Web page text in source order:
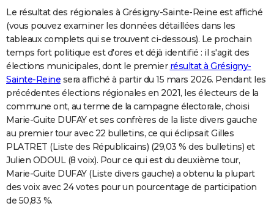
S'inscrire
Se connecter
Lycées
Collèges
Primaires
Universités
Entreprises
Service militaire
Avis de recherche
AVIS DE DÉCÈS
FORUM
Bricolage
Lifestyle
Culture
Sport
Auto
Television
Voyage
Cinema
Le résultat des régionales à Grésigny-Sainte-Reine est affiché
(vous pouvez examiner les données détaillées dans les
tableaux complets qui se trouvent ci-dessous). Le prochain
temps fort politique est d'ores et déjà identifié : il s'agit des
élections municipales, dont le premier résultat à Grésigny-
Sainte-Reine sera affiché à partir du 15 mars 2026. Pendant les
précédentes élections régionales en 2021, les électeurs de la
commune ont, au terme de la campagne électorale, choisi
Marie-Guite DUFAY et ses confrères de la liste divers gauche
au premier tour avec 22 bulletins, ce qui éclipsait Gilles
PLATRET (Liste des Républicains) (29,03 % des bulletins) et
Julien ODOUL (8 voix). Pour ce qui est du deuxième tour,
Marie-Guite DUFAY (Liste divers gauche) a obtenu la plupart
des voix avec 24 votes pour un pourcentage de participation
de 50,83 %.